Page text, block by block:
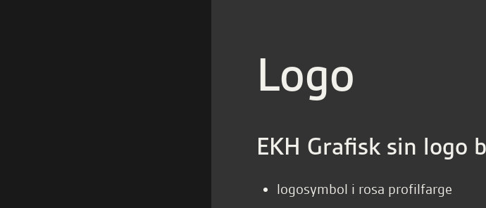
Logo
EKH Grafisk sin logo
logosymbol i rosa profilfarge